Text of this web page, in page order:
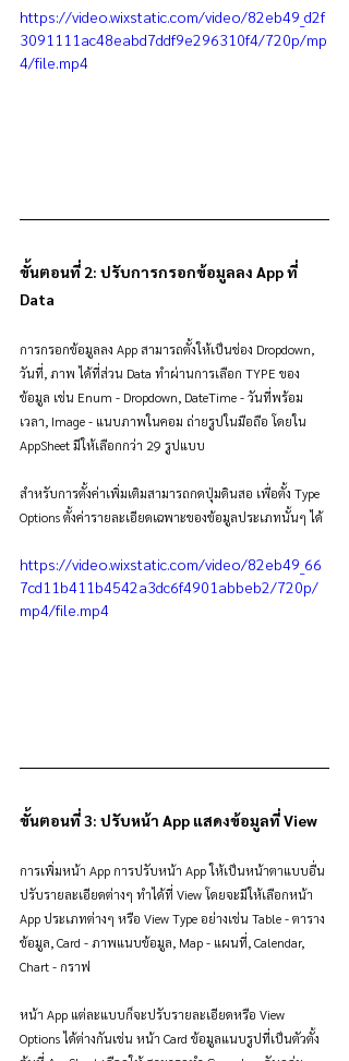
https://video.wixstatic.com/video/82eb49_d2f
3091111ac48eabd7ddf9e296310f4/720p/mp
4/file.mp4
ขั้นตอนที่ 2: ปรับการกรอกข้อมูลลง App ที่
Data
การกรอกข้อมูลลง App สามารถตั้งให้เป็นช่อง Dropdown,
วันที่, ภาพ ได้ที่ส่วน Data ทำผ่านการเลือก TYPE ของ
ข้อมูล เช่น Enum - Dropdown, DateTime - วันที่พร้อม
เวลา, Image - แนบภาพในคอม ถ่ายรูปในมือถือ โดยใน
AppSheet มีให้เลือกกว่า 29 รูปแบบ
สำหรับการตั้งค่าเพิ่มเติมสามารถกดปุ่มดินสอ เพื่อตั้ง Type
Options ตั้งค่ารายละเอียดเฉพาะของข้อมูลประเภทนั้นๆ ได้
https://video.wixstatic.com/video/82eb49_66
7cd11b411b4542a3dc6f4901abbeb2/720p/
mp4/file.mp4
ขั้นตอนที่ 3: ปรับหน้า App แสดงข้อมูลที่ View
การเพิ่มหน้า App การปรับหน้า App ให้เป็นหน้าตาแบบอื่น
ปรับรายละเอียดต่างๆ ทำได้ที่ View โดยจะมีให้เลือกหน้า
App ประเภทต่างๆ หรือ View Type อย่างเช่น Table - ตาราง
ข้อมูล, Card - ภาพแนบข้อมูล, Map - แผนที่, Calendar,
Chart - กราฟ
หน้า App แต่ละแบบก็จะปรับรายละเอียดหรือ View
Options ได้ต่างกันเช่น หน้า Card ข้อมูลแนบรูปที่เป็นตัวตั้ง